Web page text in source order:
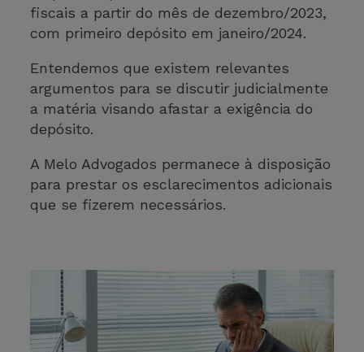
fiscais a partir do mês de dezembro/2023,
com primeiro depósito em janeiro/2024.
Entendemos que existem relevantes
argumentos para se discutir judicialmente
a matéria visando afastar a exigência do
depósito.
A Melo Advogados permanece à disposição
para prestar os esclarecimentos adicionais
que se fizerem necessários.